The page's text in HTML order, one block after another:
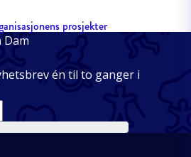
prosjekter
Dam
én til to ganger i